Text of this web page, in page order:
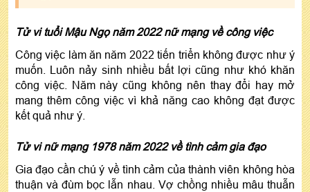
Tử vi tuổi Mậu Ngọ năm 2022 nữ mạng về công việc
Công việc làm ăn năm 2022 tiến triển không được như ý
muốn. Luôn nảy sinh nhiều bất lợi cũng như khó khăn
công việc. Năm này cũng không nên thay đổi hay mở
mang thêm công việc vì khả năng cao không đạt được
kết quả như ý.
Tử vi nữ mạng 1978 năm 2022 về tình cảm gia đạo
Gia đạo cần chú ý về tình cảm của thành viên không hòa
thuận và đùm bọc lẫn nhau. Vợ chồng nhiều mâu thuẫn